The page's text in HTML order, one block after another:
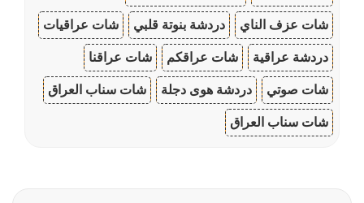
شات عزف الناي دردشة بنوتة قلبي شات عراقيات
دردشة عراقية شات عراقكم شات عراقنا
شات صوتي دردشة هوى دجلة شات سناب العراق
شات سناب العراق